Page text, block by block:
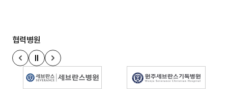
협력병원
이전 슬라이드
정지
다음 슬라이드